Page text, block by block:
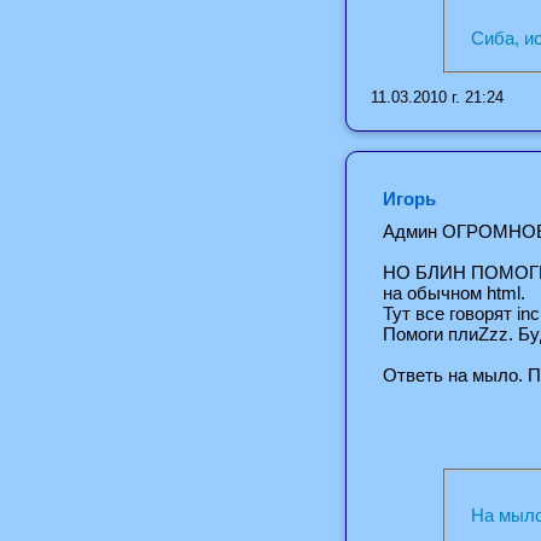
Сиба,
11.03.2010 г. 21:24
Игорь
Админ ОГРОМНОЕ
НО БЛИН ПОМОГИ
на обычном html.
Тут все говорят
Помоги плиZzz.
Ответь на мыло.
На